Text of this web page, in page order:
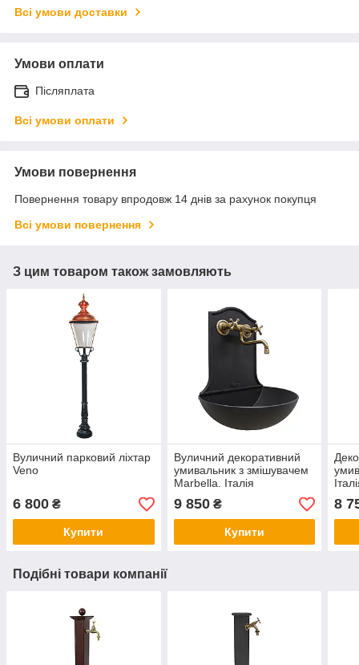
Всі умови доставки
Умови оплати
Післяплата
Всі умови оплати
Умови повернення
Повернення товару впродовж 14 днів за рахунок покупця
Всі умови повернення
З цим товаром також замовляють
Вуличний парковий ліхтар
Veno
6 800 ₴
Купити
Вуличний декоративний
умивальник з змішувачем
Marbella. Італія
9 850₴
Купити
8
Подібні товари компанії